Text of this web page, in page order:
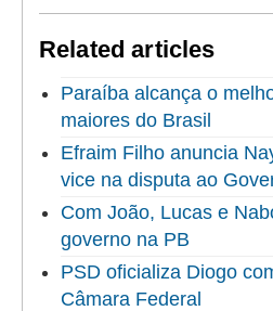
Related articles
Paraíba alcança o
maiores do Brasil
Efraim Filho anuncia
vice na disputa ao
Com João, Lucas e
governo na PB
PSD oficializa Diogo
Câmara Federal